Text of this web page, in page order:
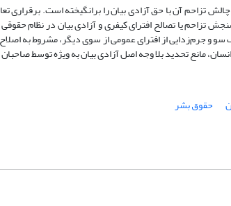
تزاحم آن با حق آزادی بیان را برانگیخته است. برقراری
تزاحم یا تصالح افترای کیفری و آزادی بیان در نظام
و جرم‌زدایی از افترای عمومی از سوی دیگر، مشروط به
مانع تحدید بلا وجه اصل آزادی بیان به ویژه توسط
حقوق بشر